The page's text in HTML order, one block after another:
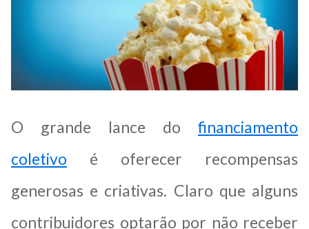
O grande lance do financiamento
coletivo é oferecer recompensas
generosas e criativas. Claro que alguns
contribuidores optarão por não receber